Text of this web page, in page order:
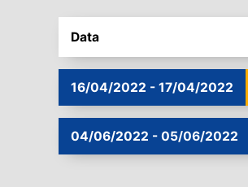
Data
16/04/2022 - 17/04/2022
04/06/2022 - 05/06/2022